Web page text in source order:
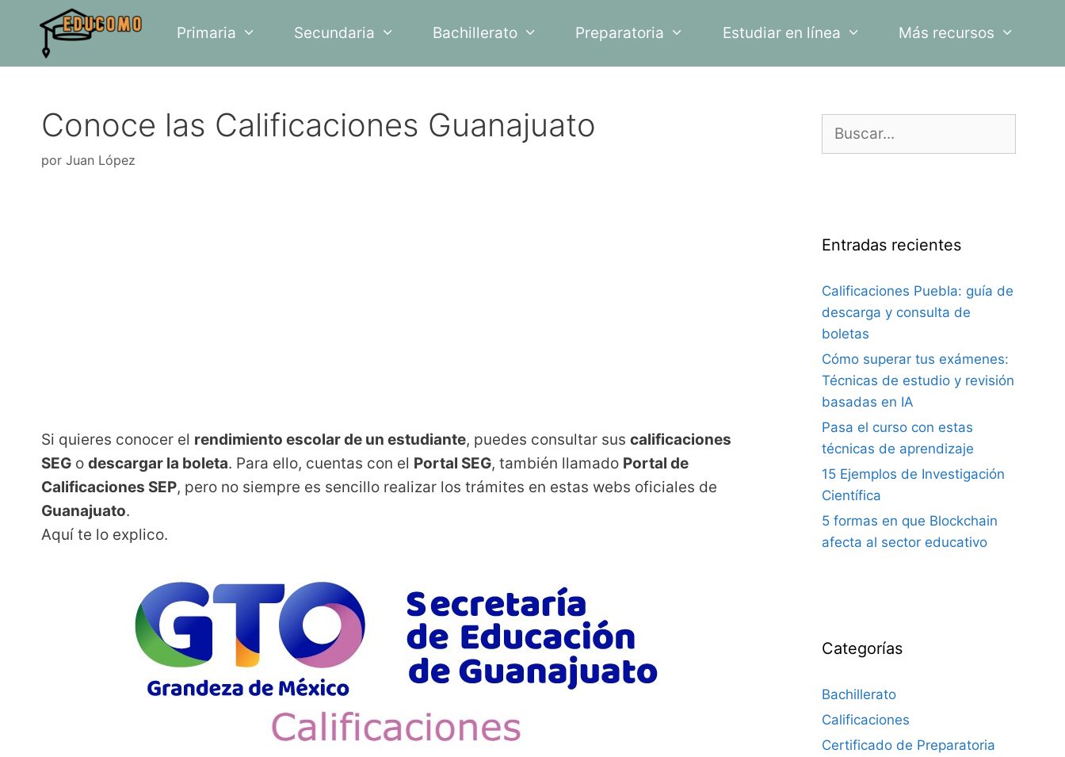
contenido
Primaria Secundaria Bachillerato Preparatoria Estudiar en línea Más recursos
Conoce las Calificaciones Guanajuato
por Juan López
Si quieres conocer el rendimiento escolar de un estudiante, puedes consultar sus calificaciones
SEG o descargar la boleta. Para ello, cuentas con el Portal SEG, también llamado Portal de
Calificaciones SEP, pero no siempre es sencillo realizar los trámites en estas webs oficiales de
Guanajuato.
Aquí te lo explico.
Buscar:
Entradas recientes
Calificaciones Puebla: guía de
descarga y consulta de
boletas
Cómo superar tus exámenes:
Técnicas de estudio y revisión
basadas en IA
Pasa el curso con estas
técnicas de aprendizaje
15 Ejemplos de Investigación
Científica
5 formas en que Blockchain
afecta al sector educativo
Categorías
Bachillerato
Calificaciones
Certificado de Preparatoria